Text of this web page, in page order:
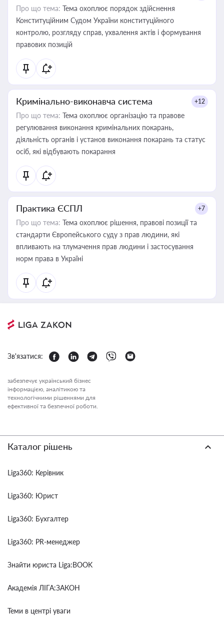
Про що тема: Тема охоплює порядок здійснення
Конституційним Судом України конституційного
контролю, розгляду справ, ухвалення актів і формування
правових позицій
Кримінально-виконавча система +12
Про що тема: Тема охоплює організацію та правове
регулювання виконання кримінальних покарань,
діяльність органів і установ виконання покарань та статус
осіб, які відбувають покарання
Практика ЄСПЛ +7
Про що тема: Тема охоплює рішення, правові позиції та
стандарти Європейського суду з прав людини, які
впливають на тлумачення прав людини і застосування
норм права в Україні
Зв'язатися:
забезпечує український бізнес
інформацією, аналітикою та
технологічними рішеннями для
ефективної та безпечної роботи.
Каталог рішень
Liga360: Керівник
Liga360: Юрист
Liga360: Бухгалтер
Liga360: PR-менеджер
Знайти юриста Liga:BOOK
Академія ЛІГА:ЗАКОН
Теми в центрі уваги